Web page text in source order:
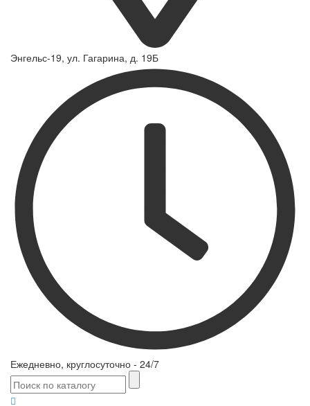
Энгельс-19, ул. Гагарина, д. 19Б
Ежедневно, круглосуточно - 24/7